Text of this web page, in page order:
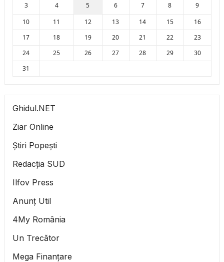
3
4 5 6 7 8
9
10
11 12 13 14 15
16
17
18 19 20 21 22
23
24
25 26 27 28 29
30
31
Ghidul.NET
Ziar Online
Știri Popești
Redacția SUD
Ilfov Press
Anunț Util
4My România
Un Trecător
Mega Finanțare